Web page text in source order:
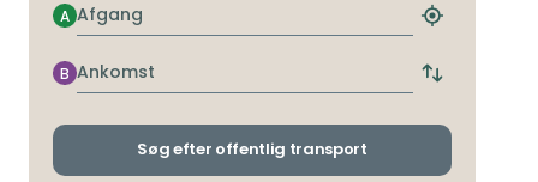
Afgang
A
Find
nærmeste
stoppested
Ankomst
B
Skift
og
Søg efter offentlig transport